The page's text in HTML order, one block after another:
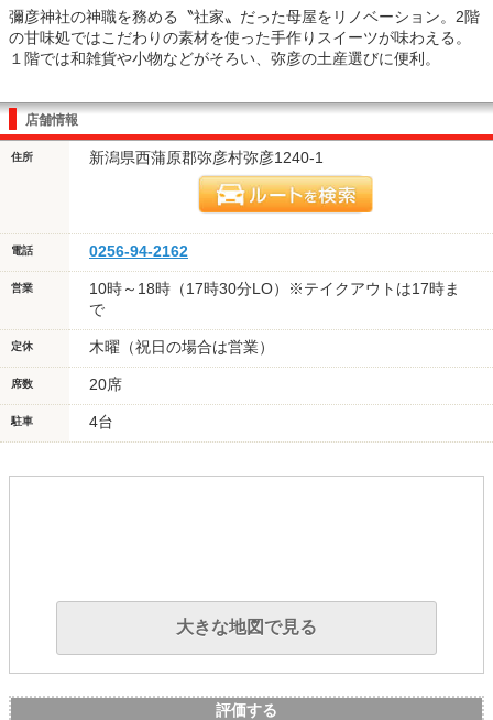
彌彦神社の神職を務める〝社家〟だった母屋をリノベーション。2階
の甘味処ではこだわりの素材を使った手作りスイーツが味わえる。
１階では和雑貨や小物などがそろい、弥彦の土産選びに便利。
店舗情報
住所 新潟県西蒲原郡弥彦村弥彦1240-1
電話 0256-94-2162
営業
10時～18時（17時30分LO）※テイクアウトは17時ま
で
定休 木曜（祝日の場合は営業）
席数 20席
駐車 4台
大きな地図で見る
評価する